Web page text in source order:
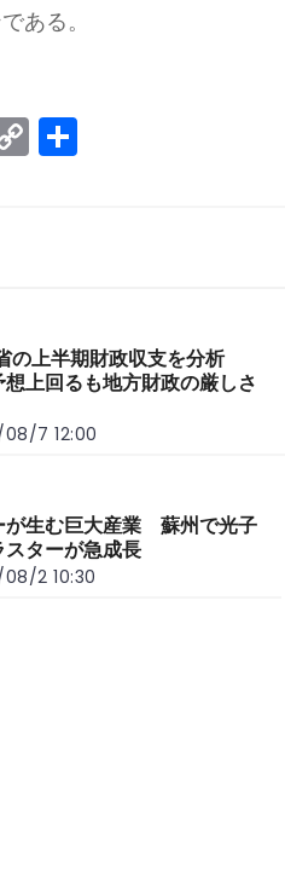
ある。
C
o
k
の上半期財政収支を分析
想上回るも地方財政の厳しさ
7 12:00
が生む巨大産業 蘇州で光子
スターが急成長
2 10:30